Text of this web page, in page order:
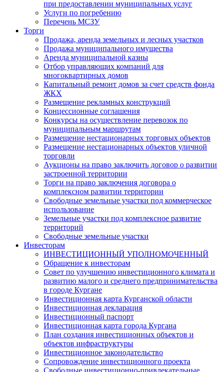
при предоставлении муниципальных услуг
Услуги по погребению
Перечень МСЗУ
Торги
Продажа, аренда земельных и лесных участков
Продажа муниципального имущества
Аренда муниципальной казны
Отбор управляющих компаний для
многоквартирных домов
Капитальный ремонт домов за счет средств фонда
ЖКХ
Размещение рекламных конструкций
Концессионные соглашения
Конкурсы на осуществление перевозок по
муниципальным маршрутам
Размещение нестационарных торговых объектов
Размещение нестационарных объектов уличной
торговли
Аукционы на право заключить договор о развитии
застроенной территории
Торги на право заключения договора о
комплексном развитии территории
Свободные земельные участки под коммерческое
использование
Земельные участки под комплексное развитие
территорий
Свободные земельные участки
Инвесторам
ИНВЕСТИЦИОННЫЙ УПОЛНОМОЧЕННЫЙ
Обращение к инвесторам
Совет по улучшению инвестиционного климата и
развитию малого и среднего предпринимательства
в городе Кургане
Инвестиционная карта Курганской области
Инвестиционная декларация
Инвестиционный паспорт
Инвестиционная карта города Кургана
План создания инвестиционных объектов и
объектов инфраструктуры
Инвестиционное законодательство
Сопровождение инвестиционного проекта
Свободные инвестиционно-привлекательные